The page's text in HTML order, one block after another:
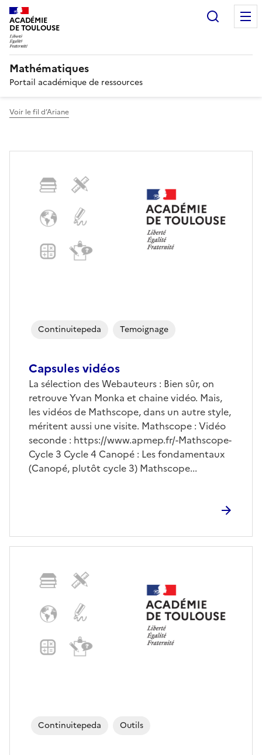
ACADÉMIE
DE TOULOUSE
Mathématiques
Portail académique de ressources
Voir le fil d’Ariane
Capsules vidéos
La sélection des Webauteurs : Bien sûr, on
retrouve Yvan Monka et chaine vidéo. Mais,
les vidéos de Mathscope, dans un autre style,
méritent aussi une visite. Mathscope : Vidéo
seconde : https://www.apmep.fr/-Mathscope-
Cycle 3 Cycle 4 Canopé : Les fondamentaux
(Canopé, plutôt cycle 3) Mathscope...
Continuitepeda Temoignage
Continuitepeda Outils